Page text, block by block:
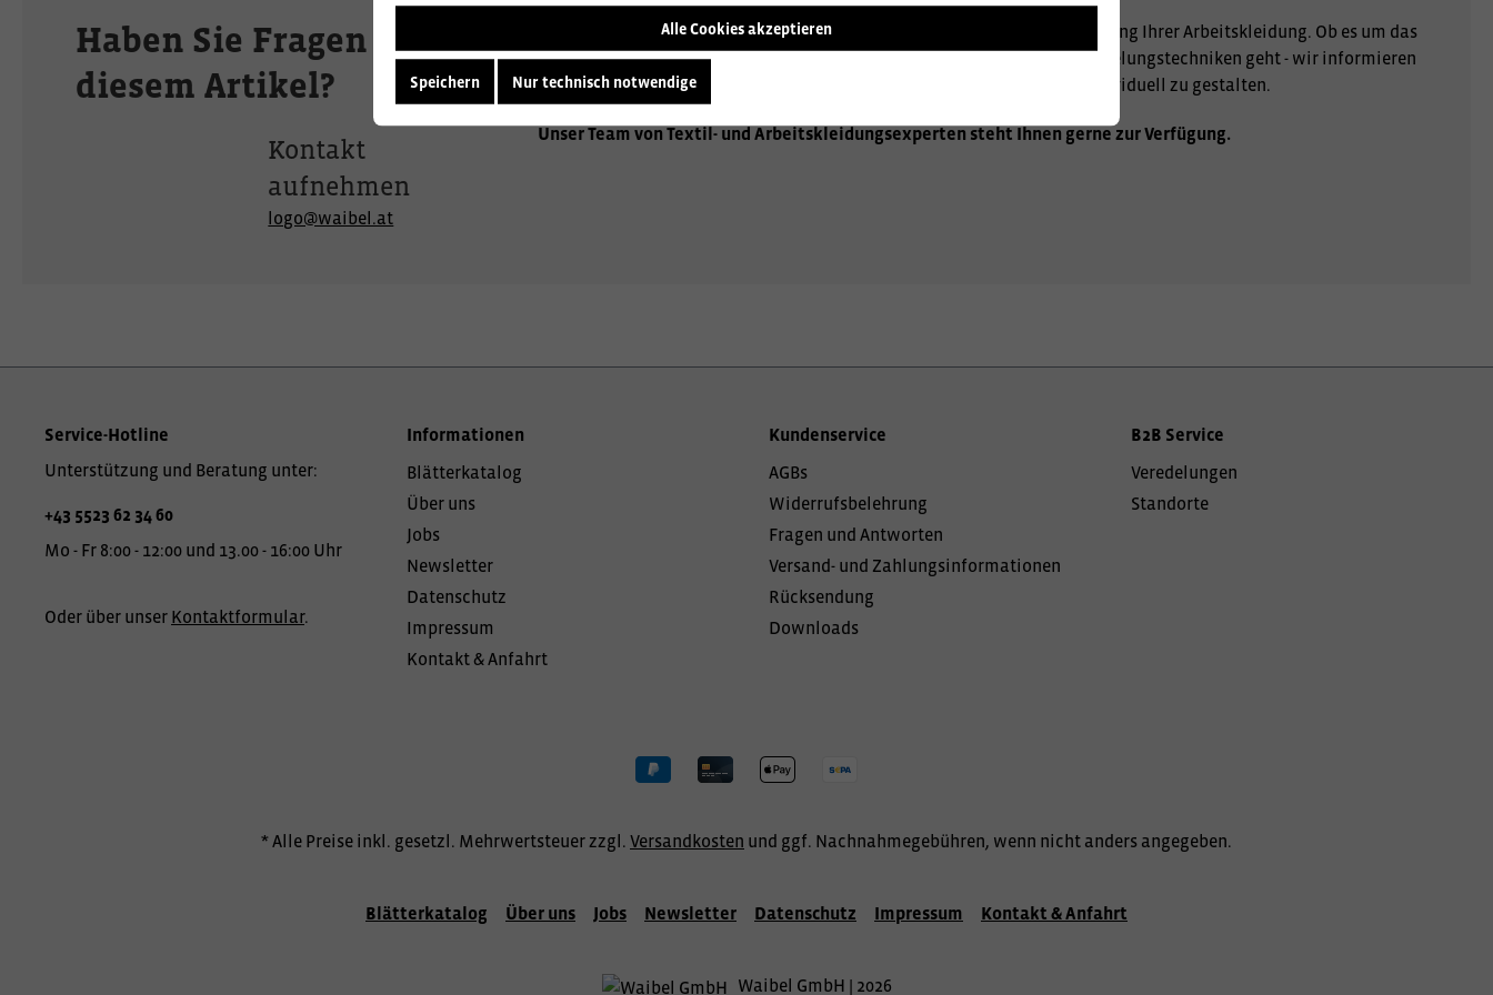
Haben Sie Fragen zu
diesem Artikel?
Kontakt
aufnehmen
logo@waibel.at
Wir beraten Sie gerne zu den vielfältigen Möglichkeiten der Personalisierung Ihrer Arbeitskleidung. Ob es um das
Aufbringen Ihres Firmenlogos, hochwertige Stickereien oder andere Veredelungstechniken geht - wir informieren
Sie gerne über alle Optionen, um Ihre Arbeitskleidung einzigartig und individuell zu gestalten.
Unser Team von Textil- und Arbeitskleidungsexperten steht Ihnen gerne zur Verfügung.
Service-Hotline
Unterstützung und Beratung unter:
+43 5523 62 34 60
Mo - Fr 8:00 - 12:00 und 13.00 - 16:00 Uhr
Oder über unser Kontaktformular.
Informationen
Blätterkatalog
Über uns
Jobs
Newsletter
Datenschutz
Impressum
Kontakt & Anfahrt
Kundenservice
AGBs
Widerrufsbelehrung
Fragen und Antworten
Versand- und Zahlungsinformationen
Rücksendung
Downloads
B2B Service
Veredelungen
Standorte
* Alle Preise inkl. gesetzl. Mehrwertsteuer zzgl. Versandkosten und ggf. Nachnahmegebühren, wenn nicht anders angegeben.
Blätterkatalog Über uns Jobs Newsletter Datenschutz Impressum Kontakt & Anfahrt
Waibel GmbH | 2026
Alle Cookies akzeptieren
Speichern Nur technisch notwendige